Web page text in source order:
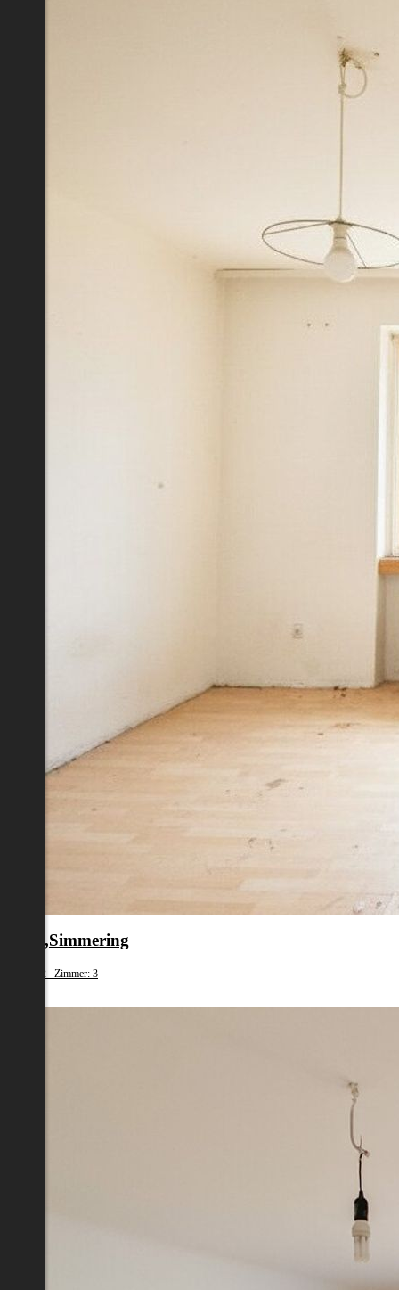
11.,Simmering
62 Zimmer: 3